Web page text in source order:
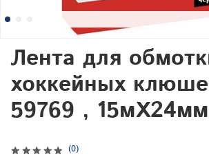
(0)
Лента для
хоккейных
59769 ,